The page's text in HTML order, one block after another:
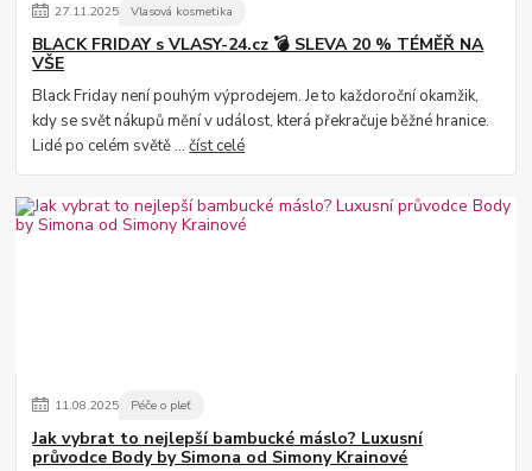
27.11.2025 Vlasová kosmetika
BLACK FRIDAY s VLASY-24.cz 💣 SLEVA 20 % TÉMĚŘ NA
VŠE
Black Friday není pouhým výprodejem. Je to každoroční okamžik,
kdy se svět nákupů mění v událost, která překračuje běžné hranice.
Lidé po celém světě ...číst celé
11.08.2025 Péče o pleť
Jak vybrat to nejlepší bambucké máslo? Luxusní
průvodce Body by Simona od Simony Krainové